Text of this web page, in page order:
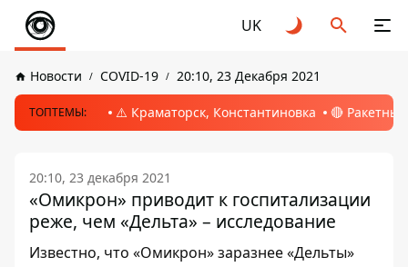
UK
Новости COVID-19 20:10, 23 Декабря 2021
ТОПТЕМЫ: ⚠️ Краматорск, Константиновка 🔴
20:10, 23 декабря 2021
«Омикрон» приводит к госпитализации
реже, чем «Дельта» – исследование
Известно, что «Омикрон» заразнее «Дельты»